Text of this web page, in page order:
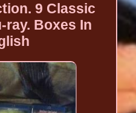
9 Classic
ray. Boxes In